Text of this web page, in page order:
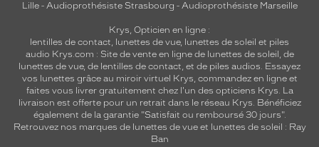
Lille- Audioprothésiste Strasbourg - Audioprothésiste Marseille
Krys, Opticien en ligne :
lentilles de contact, lunettes de vue, lunettes de soleil et piles
audio Krys.com : Site de vente en ligne de lunettes de soleil, de
lunettes de vue, de lentilles de contact, et de piles audios. Essayez
vos lunettes grâce au miroir virtuel Krys, commandez en ligne et
faites vous livrer gratuitement chez l'un des opticiens Krys. La
livraison est offerte pour un retrait dans le réseau Krys. Bénéficiez
également de la garantie "Satisfait ou remboursé 30 jours".
Retrouvez nos marques de lunettes de vue et lunettes de soleil : Ray
Ban